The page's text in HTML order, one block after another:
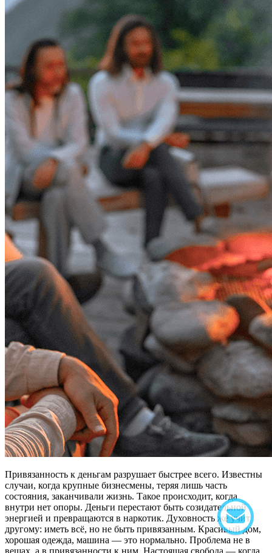
Привязанность к деньгам разрушает быстрее всего. Известны
случаи, когда крупные бизнесмены, теряя лишь часть
состояния, заканчивали жизнь. Такое происходит, когда
внутри нет опоры. Деньги перестают быть созидательной
энергией и превращаются в наркотик. Духовность же учит
другому: иметь всё, но не быть привязанным. Красивый дом,
хорошая одежда, машина — это нормально. Проблема не в